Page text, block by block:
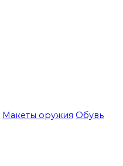
Макеты оружия Обувь